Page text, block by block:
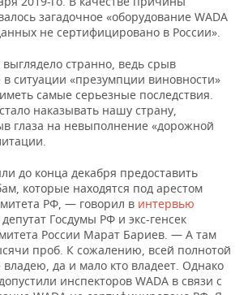
загадочное «оборудование WADA
не сертифицировано в России».
выглядело странно, ведь срыв
ситуации «презумпции виновности»
самые серьезные последствия.
наказывать нашу страну,
глаза на невыполнение «дорожной
до конца декабря предоставить
которые находятся под арестом
РФ, — говорил в интервью
Госдумы РФ и экс-генсек
России Марат Бариев. — А там
проб. К сожалению, всей полнотой
да и мало кто владеет. Однако
инспекторов WADA в связи с